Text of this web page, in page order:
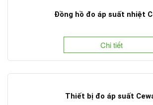
Đồng hồ đo áp suất nhiệt
Chi tiết
Thiết bị đo áp suất